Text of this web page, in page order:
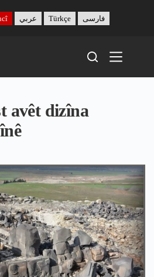
عربي Türkçe فارسی
avêt dizîna